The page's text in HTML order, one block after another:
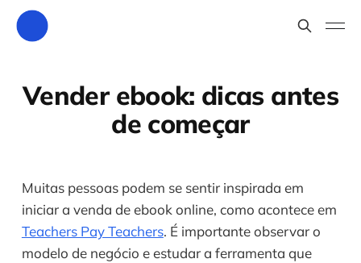
Vender ebook: dicas antes
de começar
Muitas pessoas podem se sentir inspirada em
iniciar a venda de ebook online, como acontece em
Teachers Pay Teachers. É importante observar o
modelo de negócio e estudar a ferramenta que